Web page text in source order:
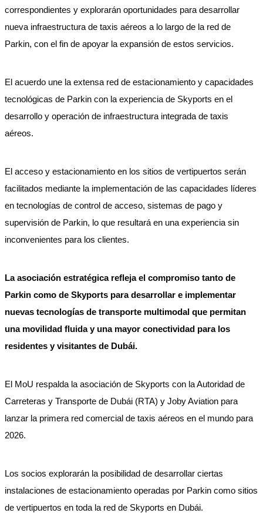
correspondientes y explorarán oportunidades para desarrollar
nueva infraestructura de taxis aéreos a lo largo de la red de
Parkin, con el fin de apoyar la expansión de estos servicios.
El acuerdo une la extensa red de estacionamiento y capacidades
tecnológicas de Parkin con la experiencia de Skyports en el
desarrollo y operación de infraestructura integrada de taxis
aéreos.
El acceso y estacionamiento en los sitios de vertipuertos serán
facilitados mediante la implementación de las capacidades líderes
en tecnologías de control de acceso, sistemas de pago y
supervisión de Parkin, lo que resultará en una experiencia sin
inconvenientes para los clientes.
La asociación estratégica refleja el compromiso tanto de
Parkin como de Skyports para desarrollar e implementar
nuevas tecnologías de transporte multimodal que permitan
una movilidad fluida y una mayor conectividad para los
residentes y visitantes de Dubái.
El MoU respalda la asociación de Skyports con la Autoridad de
Carreteras y Transporte de Dubái (RTA) y Joby Aviation para
lanzar la primera red comercial de taxis aéreos en el mundo para
2026.
Los socios explorarán la posibilidad de desarrollar ciertas
instalaciones de estacionamiento operadas por Parkin como sitios
de vertipuertos en toda la red de Skyports en Dubái.